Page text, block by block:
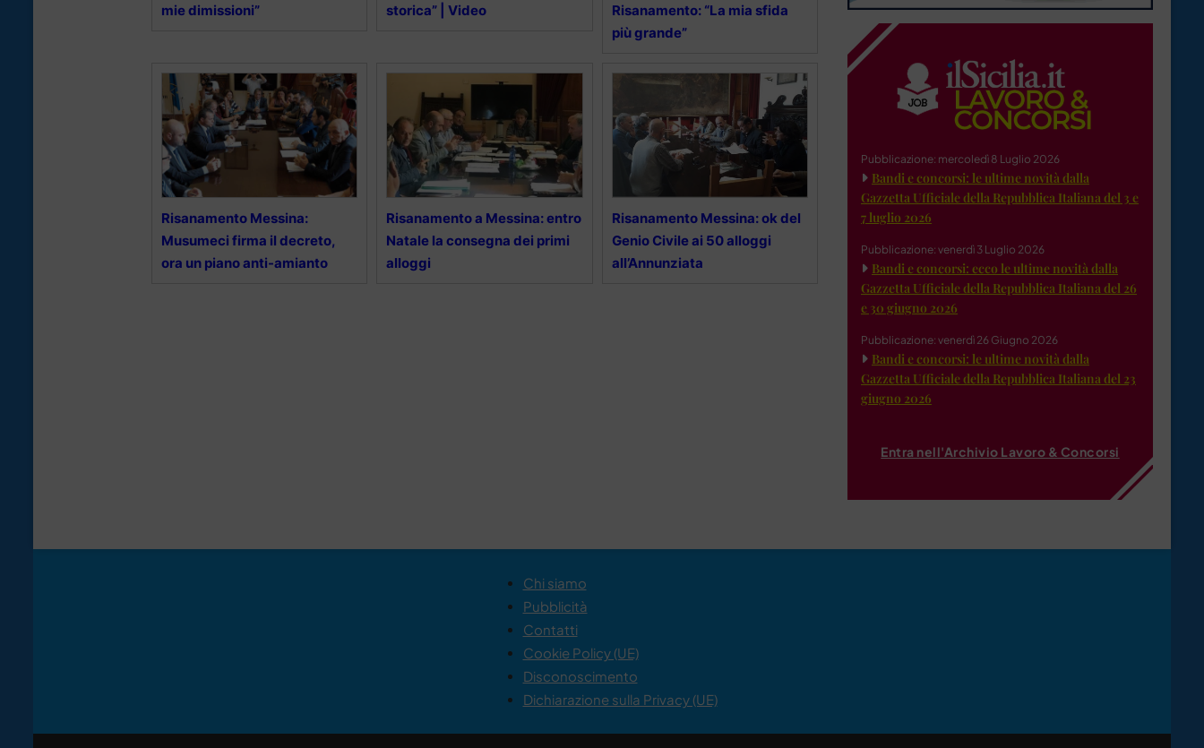
mie dimissioni”
storica” | Video
Risanamento: “La mia sfida
più grande”
Risanamento Messina:
Musumeci firma il decreto,
ora un piano anti-amianto
Risanamento a Messina: entro
Natale la consegna dei primi
alloggi
Risanamento Messina: ok del
Genio Civile ai 50 alloggi
all’Annunziata
Pubblicazione: mercoledì 8 Luglio 2026
Bandi e concorsi: le ultime novità dalla
Gazzetta Ufficiale della Repubblica Italiana del 3 e
7 luglio 2026
Pubblicazione: venerdì 3 Luglio 2026
Bandi e concorsi: ecco le ultime novità dalla
Gazzetta Ufficiale della Repubblica Italiana del 26
e 30 giugno 2026
Pubblicazione: venerdì 26 Giugno 2026
Bandi e concorsi: le ultime novità dalla
Gazzetta Ufficiale della Repubblica Italiana del 23
giugno 2026
Entra nell'Archivio Lavoro & Concorsi
Chi siamo
Pubblicità
Contatti
Cookie Policy (UE)
Disconoscimento
Dichiarazione sulla Privacy (UE)